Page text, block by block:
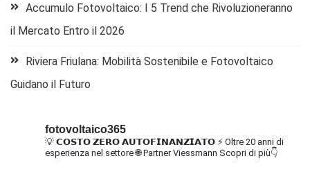
Accumulo Fotovoltaico: I 5 Trend che Rivoluzioneranno
il Mercato Entro il 2026
Riviera Friulana: Mobilità Sostenibile e Fotovoltaico
Guidano il Futuro
fotovoltaico365
💡 𝗖𝗢𝗦𝗧𝗢 𝗭𝗘𝗥𝗢 𝗔𝗨𝗧𝗢𝗙𝗜𝗡𝗔𝗡𝗭𝗜𝗔𝗧𝗢 ⚡ Oltre 20 anni di
esperienza nel settore🌐 Partner Viessmann Scopri di più👇